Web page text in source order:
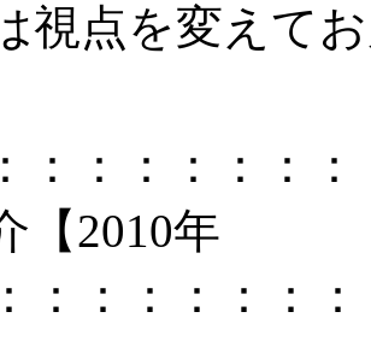
視点を変えて
：：：：：：
【2010年
：：：：：：